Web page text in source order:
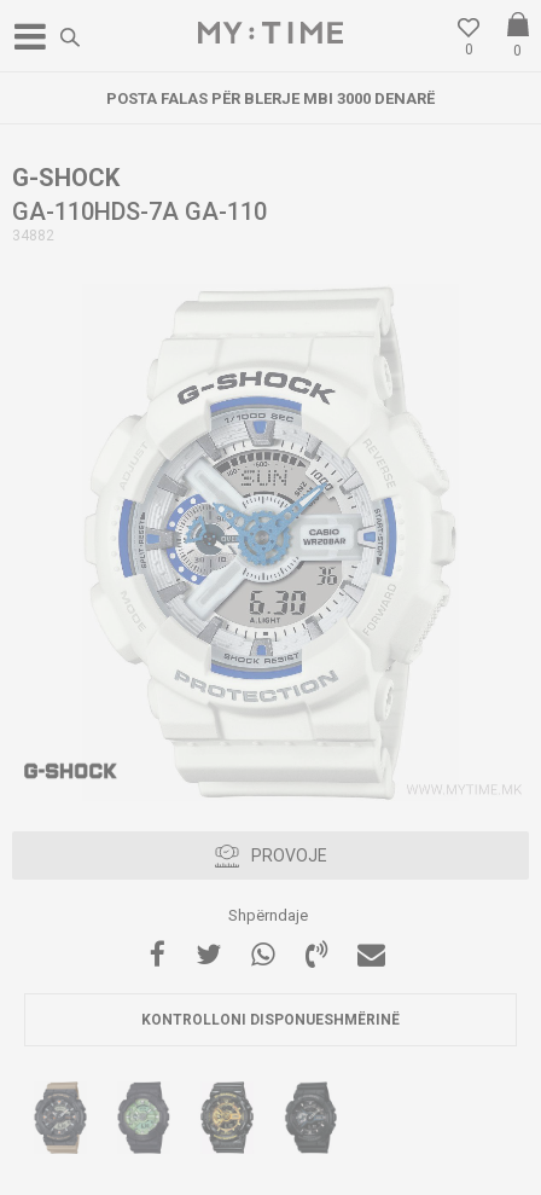
0
0
POSTA FALAS PËR BLERJE MBI 3000 DENARË
G-SHOCK
GA-110HDS-7A GA-110
34882
PROVOJE
Shpërndaje
KONTROLLONI DISPONUESHMËRINË